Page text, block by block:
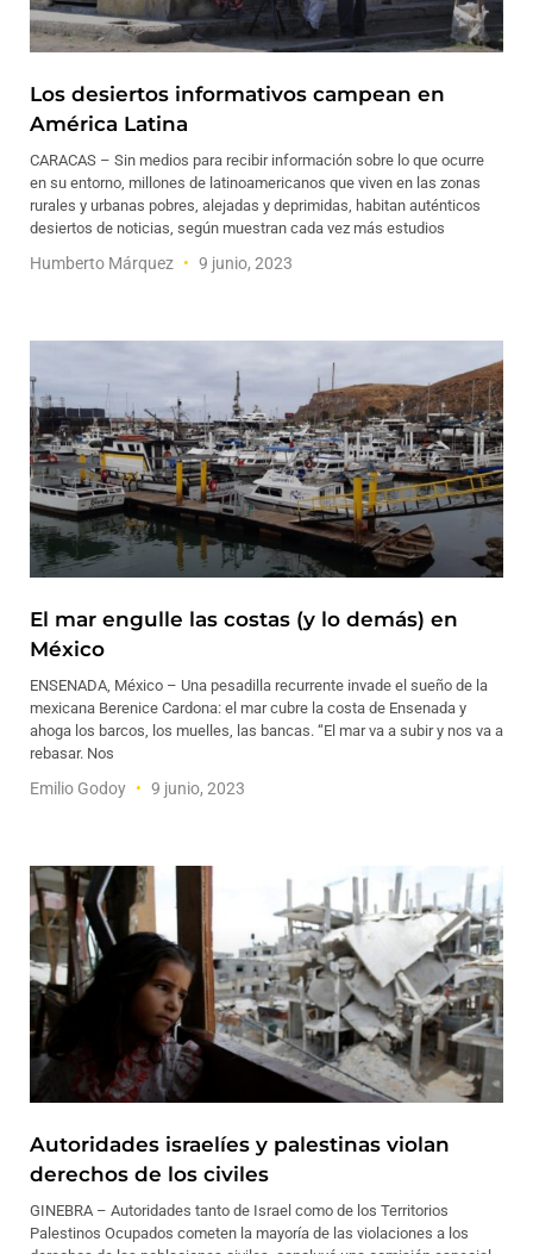
Los desiertos informativos campean en
América Latina
CARACAS – Sin medios para recibir información sobre lo que ocurre
en su entorno, millones de latinoamericanos que viven en las zonas
rurales y urbanas pobres, alejadas y deprimidas, habitan auténticos
desiertos de noticias, según muestran cada vez más estudios
Humberto Márquez 9 junio, 2023
El mar engulle las costas (y lo demás) en
México
ENSENADA, México – Una pesadilla recurrente invade el sueño de la
mexicana Berenice Cardona: el mar cubre la costa de Ensenada y
ahoga los barcos, los muelles, las bancas. “El mar va a subir y nos va a
rebasar. Nos
Emilio Godoy 9 junio, 2023
Autoridades israelíes y palestinas violan
derechos de los civiles
GINEBRA – Autoridades tanto de Israel como de los Territorios
Palestinos Ocupados cometen la mayoría de las violaciones a los